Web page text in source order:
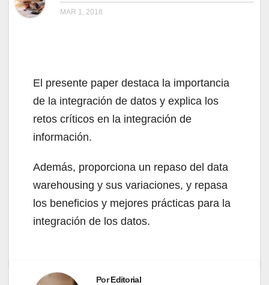
MAR 1, 2018
El presente paper destaca la importancia
de la integración de datos y explica los
retos críticos en la integración de
información.
Además, proporciona un repaso del data
warehousing y sus variaciones, y repasa
los beneficios y mejores prácticas para la
integración de los datos.
PorEditorial